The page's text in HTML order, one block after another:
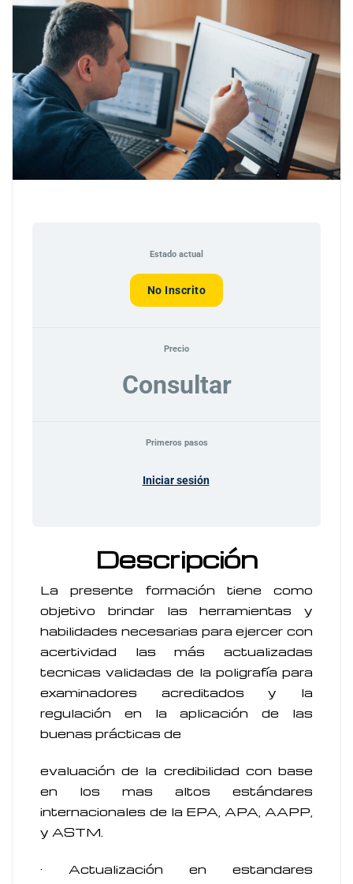
Estado actual
No Inscrito
Precio
Consultar
Primeros pasos
Iniciar sesión
Descripción
La presente formación tiene como
objetivo brindar las herramientas y
habilidades necesarias para ejercer con
acertividad las más actualizadas
tecnicas validadas de la poligrafía para
examinadores acreditados y la
regulación en la aplicación de las
buenas prácticas de
evaluación de la credibilidad con base
en los mas altos estándares
internacionales de la EPA, APA, AAPP,
y ASTM.
· Actualización en estandares